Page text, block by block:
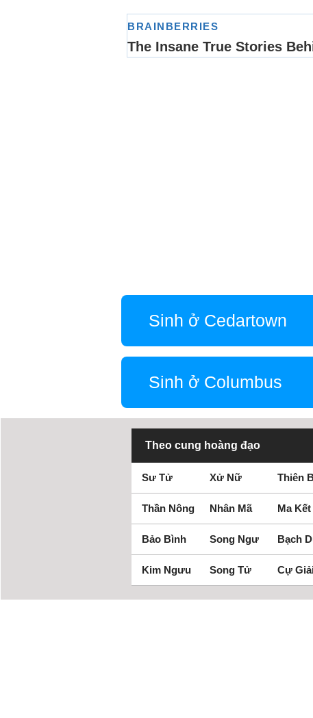
Sinh ở Cedartown
Sinh ở Columbus
Theo cung hoàng đạo
Sư Tử Xử Nữ Thiên
Thần Nông Nhân Mã Ma Kết
Bảo Bình Song Ngư Bạch
Kim Ngưu Song Tử Cự